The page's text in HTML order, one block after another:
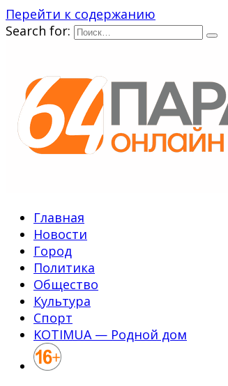
Перейти к содержанию
Search for:
Главная
Новости
Город
Политика
Общество
Культура
Спорт
KOTIMUA — Родной дом